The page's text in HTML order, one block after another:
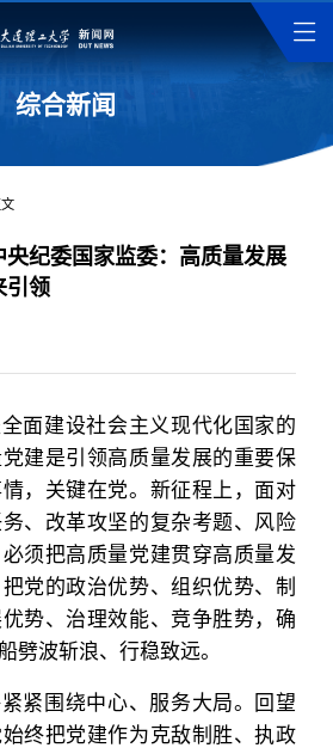
综合新闻
央纪委国家监委：高质量发展
引领
面建设社会主义现代化国家的
建是引领高质量发展的重要保
，关键在党。新征程上，面对
、改革攻坚的复杂考题、风险
须把高质量党建贯穿高质量发
党的政治优势、组织优势、制
势、治理效能、竞争胜势，确
劈波斩浪、行稳致远。
紧围绕中心、服务大局。回望
终把党建作为克敌制胜、执政